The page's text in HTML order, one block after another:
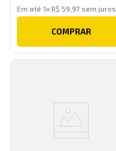
Em até 1xR$ 59 97 sem juros
COMPRAR